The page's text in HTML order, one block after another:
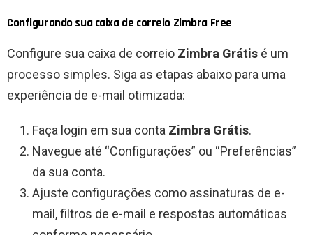
Configurando sua caixa de correio Zimbra Free
Configure sua caixa de correio Zimbra Grátis é um
processo simples. Siga as etapas abaixo para uma
experiência de e-mail otimizada:
Faça login em sua conta Zimbra Grátis.
Navegue até “Configurações” ou “Preferências”
da sua conta.
Ajuste configurações como assinaturas de e-
mail, filtros de e-mail e respostas automáticas